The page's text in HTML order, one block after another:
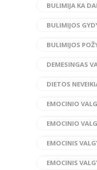
BULIMIJA KA
BULIMIJOS
BULIMIJOS
DEMESINGAS
DIETOS
EMOCINIO
EMOCINIO
EMOCINIS
EMOCINIS